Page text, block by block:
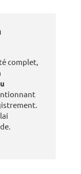
complet,